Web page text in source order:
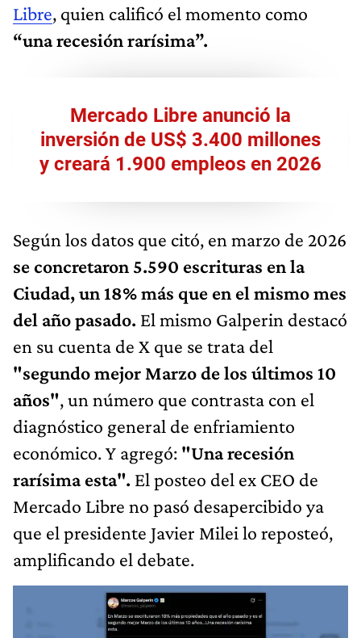
Libre, quien calificó el momento como
“una recesión rarísima”.
Mercado Libre anunció la
inversión de US$ 3.400 millones
y creará 1.900 empleos en 2026
Según los datos que citó, en marzo de 2026
se concretaron 5.590 escrituras en la
Ciudad, un 18% más que en el mismo mes
del año pasado. El mismo Galperin destacó
en su cuenta de X que se trata del
"segundo mejor Marzo de los últimos 10
años", un número que contrasta con el
diagnóstico general de enfriamiento
económico. Y agregó: "Una recesión
rarísima esta". El posteo del ex CEO de
Mercado Libre no pasó desapercibido ya
que el presidente Javier Milei lo reposteó,
amplificando el debate.